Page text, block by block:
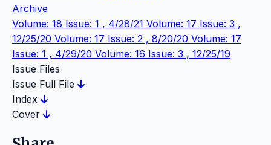
Archive
Volume: 18 Issue: 1 , 4/28/21 Volume: 17 Issue: 3 ,
12/25/20 Volume: 17 Issue: 2 , 8/20/20 Volume: 17
Issue: 1 , 4/29/20 Volume: 16 Issue: 3 , 12/25/19
Issue Files
Issue Full File
Index
Cover